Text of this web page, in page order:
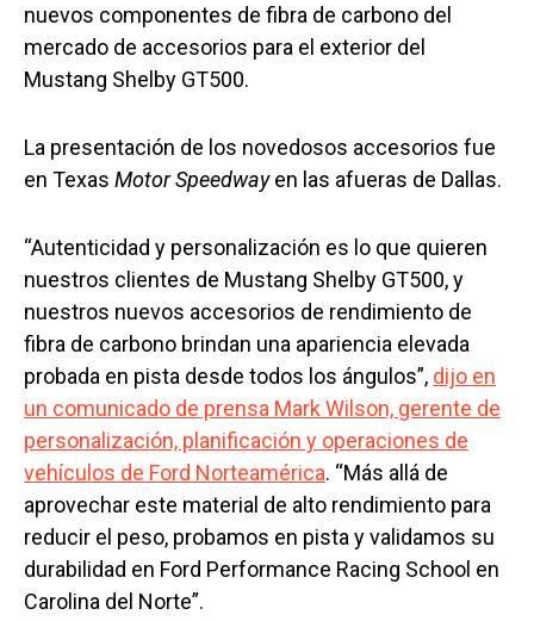
nuevos componentes de fibra de carbono del
mercado de accesorios para el exterior del
Mustang Shelby GT500.
La presentación de los novedosos accesorios fue
en Texas Motor Speedwayen las afueras de Dallas.
“Autenticidad y personalización es lo que quieren
nuestros clientes de Mustang Shelby GT500, y
nuestros nuevos accesorios de rendimiento de
fibra de carbono brindan una apariencia elevada
probada en pista desde todos los ángulos”, dijo en
un comunicado de prensa Mark Wilson, gerente de
personalización, planificación y operaciones de
vehículos de Ford Norteamérica. “Más allá de
aprovechar este material de alto rendimiento para
reducir el peso, probamos en pista y validamos su
durabilidad en Ford Performance Racing School en
Carolina del Norte”.